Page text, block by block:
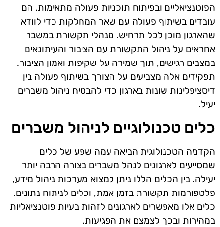
הפוטנציאליים ובפיתוח תוכניות פעולה מתאימות. הם
עובדים בשיתוף פעולה עם שאר המחלקות כדי לוודא
שהארגון מוכן לכל תרחיש. מנהלי תקשורת במשבר
אחראים על ניהול התקשורת עם הציבור והעיתונאים
במצבים רגישים, תוך שמירה על שקיפות ואמון הציבור.
תפקידים אלה מצביעים על הצורך בשיתוף פעולה בין
דיסציפלינות שונות בארגון כדי להבטיח ניהול משברים
יעיל.
כלים טכנולוגיים לניהול משברים
הקדמה הטכנולוגית הביאה עמה שפע של כלים
שמסייעים לארגונים לנהל משברים בצורה הרבה יותר
יעילה. בין הכלים הללו ניתן למצוא מערכות ניהול מידע,
פלטפורמות תקשורת בזמן אמת, וכלים לניתוח נתונים.
כלים אלו מאפשרים לארגונים לזהות בעיות פוטנציאליות
במהירות ובכך לצמצם את הפגיעות.